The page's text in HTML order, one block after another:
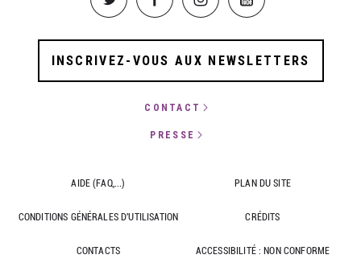
INSCRIVEZ-VOUS AUX NEWSLETTERS
CONTACT
PRESSE
AIDE (FAQ,...) PLAN DU SITE
CONDITIONS GÉNÉRALES D'UTILISATION CRÉDITS
CONTACTS ACCESSIBILITÉ : NON CONFORME